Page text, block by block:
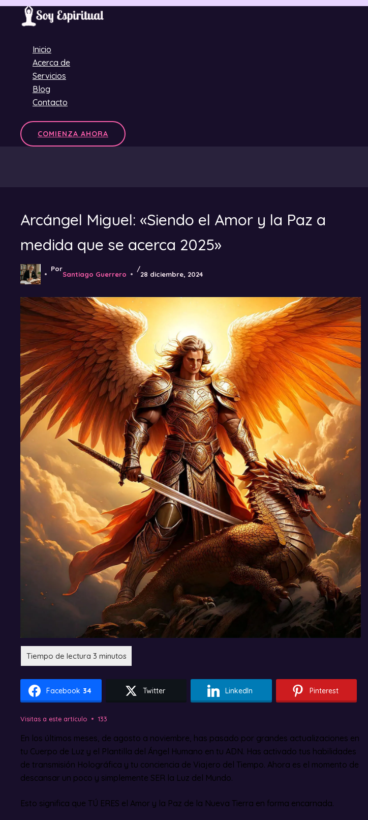
Ir
Inicio
Acerca de
Servicios
Blog
Contacto
COMIENZA AHORA
Arcángel Miguel: «Siendo el Amor y la Paz a
medida que se acerca 2025»
Por
Santiago Guerrero
/
28 diciembre, 2024
Facebook 34 Twitter LinkedIn Pinterest
Visitas a este artículo 133
En los últimos meses, de agosto a noviembre, has pasado por grandes actualizaciones en
tu Cuerpo de Luz y el Plantilla del Ángel Humano en tu ADN. Has activado tus habilidades
de transmisión Holográfica y tu conciencia de Viajero del Tiempo. Ahora es el momento de
descansar un poco y simplemente SER la Luz del Mundo.
Esto significa que TÚ ERES el Amor y la Paz de la Nueva Tierra en forma encarnada.